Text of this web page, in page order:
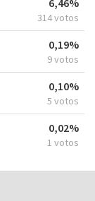
6,46%
314 votos
0,19%
9 votos
0,10%
5 votos
0,02%
1 votos